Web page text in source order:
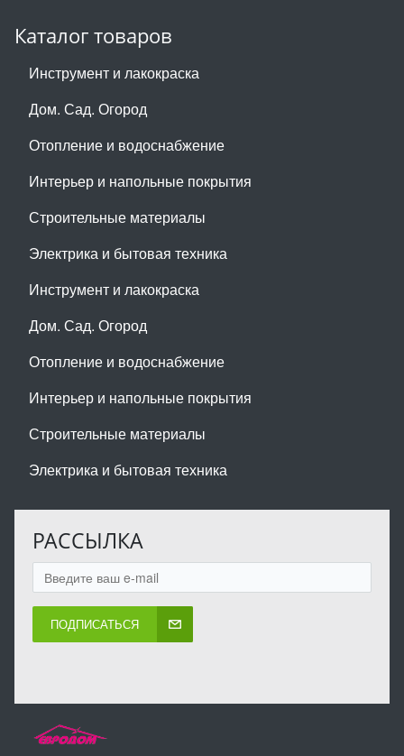
Каталог товаров
Инструмент и лакокраска
Дом. Сад. Огород
Отопление и водоснабжение
Интерьер и напольные покрытия
Строительные материалы
Электрика и бытовая техника
Инструмент и лакокраска
Дом. Сад. Огород
Отопление и водоснабжение
Интерьер и напольные покрытия
Строительные материалы
Электрика и бытовая техника
РАССЫЛКА
ПОДПИСАТЬСЯ